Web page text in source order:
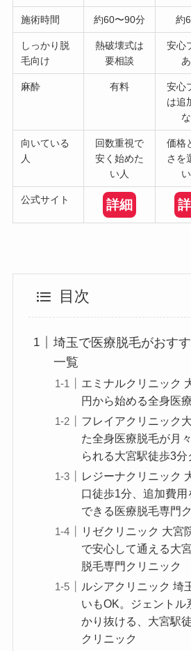
施術時間 約60〜90分 約
しっかり脱
毛向け
熱破壊式は
要相談
安心
麻酔 有料
安心
は追
向いている
人
回数重視で
安く始めた
い人
価格
さを
公式サイト 詳細
目次
埼玉で医療脱毛がおす
一覧
エミナルクリニック
円から始める全身医
フレイアクリニック
た全身医療脱毛が月
られる大宮駅徒歩3分
レジーナクリニック
口徒歩1分、追加費
できる医療脱毛専門
リゼクリニック 大宮
で安心して通える大
脱毛専門クリニック
ルシアクリニック 埼
いもOK。ジェントル
かり抜ける、大宮駅
クリニック